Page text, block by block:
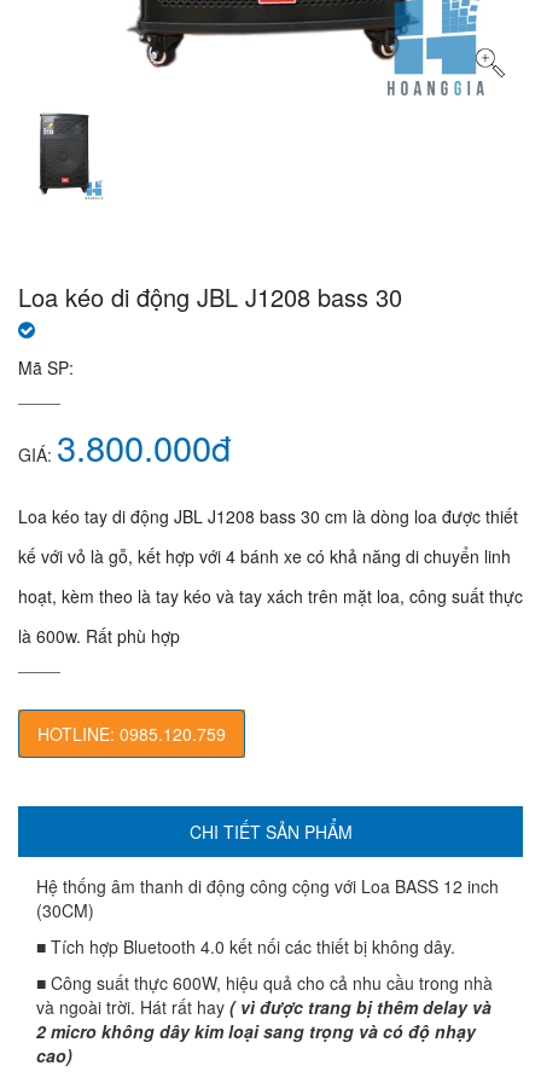
Loa kéo di động JBL J1208 bass 30
Mã SP:
GIÁ: 3.800.000đ
Loa kéo tay di động JBL J1208 bass 30 cm là dòng loa được thiết
kế với vỏ là gỗ, kết hợp với 4 bánh xe có khả năng di chuyển linh
hoạt, kèm theo là tay kéo và tay xách trên mặt loa, công suất thực
là 600w. Rất phù hợp
HOTLINE: 0985.120.759
CHI TIẾT SẢN PHẨM
Hệ thống âm thanh di động công cộng với Loa BASS 12 inch
(30CM)
■ Tích hợp Bluetooth 4.0 kết nối các thiết bị không dây.
■ Công suất thực 600W, hiệu quả cho cả nhu cầu trong nhà
và ngoài trời. Hát rất hay ( vì được trang bị thêm delay và
2 micro không dây kim loại sang trọng và có độ nhạy
cao)